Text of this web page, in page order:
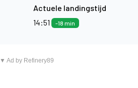
Actuele landingstijd
14:51
-18 min
▼ Ad by Refinery89